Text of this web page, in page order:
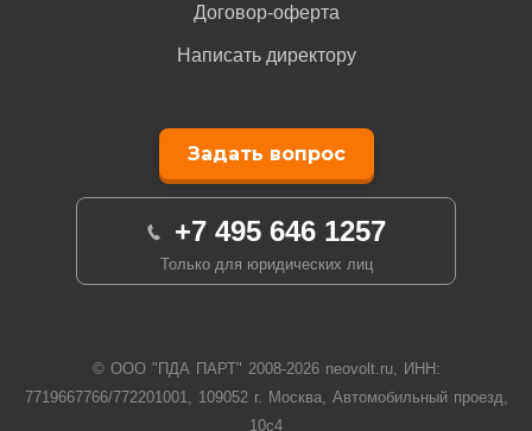
Договор-оферта
Написать директору
Задать вопрос
+7 495 646 1257
Только для юридических лиц
© ООО "ПДА ПАРТ" 2008-2026neovolt.ru, ИНН:
7719667766/772201001, 109052 г. Москва, Автомобильный проезд,
10с4